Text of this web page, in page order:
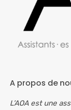
A propos de
L’AOA est une